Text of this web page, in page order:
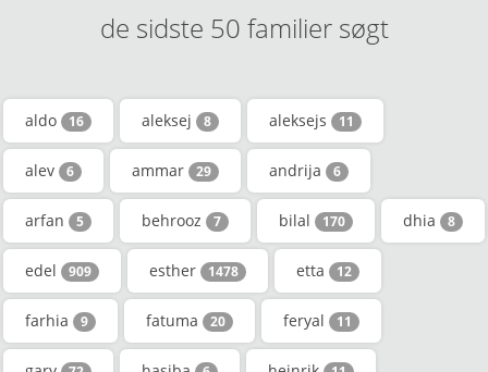
de sidste 50 familier søgt
aldo 16 aleksej 8 aleksejs 11
alev 6 ammar 29 andrija 6
arfan 5 behrooz 7 bilal 170 dhia 8
edel 909 esther 1478 etta 12
farhia 9 fatuma 20 feryal 11